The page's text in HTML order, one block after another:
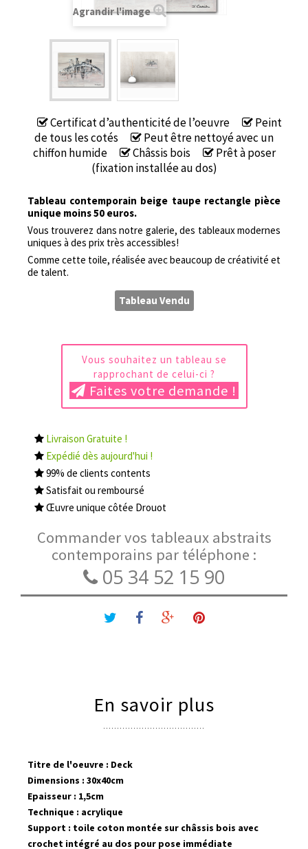
Agrandir l'image
Certificat d’authenticité de l’oeuvre
Peint
de tous les cotés
Peut être nettoyé avec un
chiffon humide
Châssis bois
Prêt à poser
(fixation installée au dos)
Tableau contemporain beige taupe rectangle pièce
unique moins 50 euros.
Vous trouverez dans notre galerie, des tableaux modernes
uniques à des prix très accessibles!
Comme cette toile, réalisée avec beaucoup de créativité et
de talent.
Tableau Vendu
Vous souhaitez un tableau se
rapprochant de celui-ci ?
Faites votre demande !
Livraison Gratuite !
Expédié dès aujourd'hui !
99% de clients contents
Satisfait ou remboursé
Œuvre unique côtée Drouot
Commander vos tableaux abstraits
contemporains par téléphone :
05 34 52 15 90
En savoir plus
Titre de l'oeuvre : Deck
Dimensions : 30x40cm
Epaisseur : 1,5cm
Technique : acrylique
Support : toile coton montée sur châssis bois avec
crochet intégré au dos pour pose immédiate